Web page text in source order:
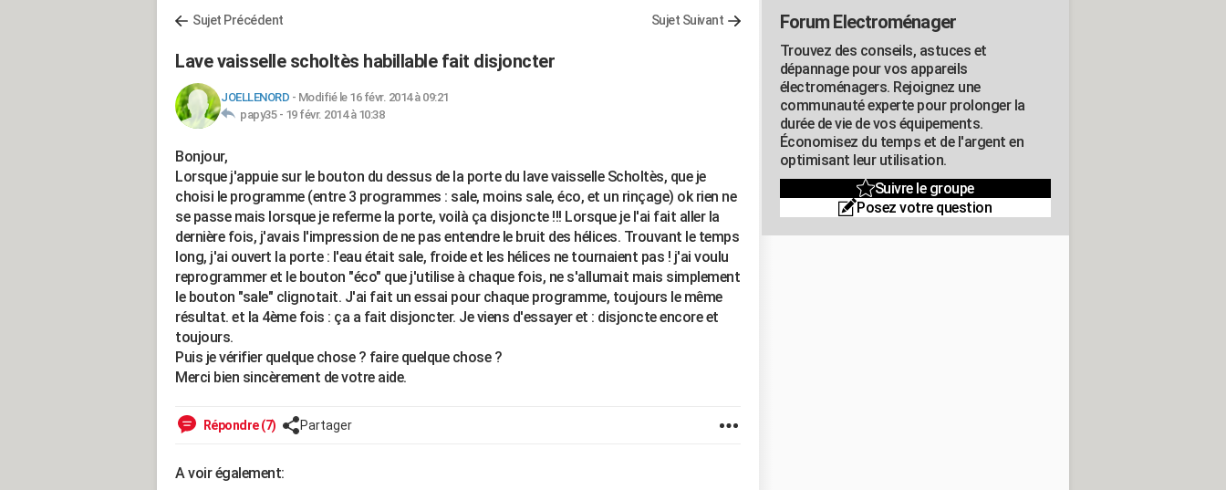
Sujet Précédent Sujet Suivant
Lave vaisselle scholtès habillable fait disjoncter
JOELLENORD - Modifié le 16 févr. 2014 à 09:21
papy35 - 19 févr. 2014 à 10:38
Bonjour,
Lorsque j'appuie sur le bouton du dessus de la porte du lave vaisselle Scholtès, que je
choisi le programme (entre 3 programmes : sale, moins sale, éco, et un rinçage) ok rien ne
se passe mais lorsque je referme la porte, voilà ça disjoncte !!! Lorsque je l'ai fait aller la
dernière fois, j'avais l'impression de ne pas entendre le bruit des hélices. Trouvant le temps
long, j'ai ouvert la porte : l'eau était sale, froide et les hélices ne tournaient pas ! j'ai voulu
reprogrammer et le bouton "éco" que j'utilise à chaque fois, ne s'allumait mais simplement
le bouton "sale" clignotait. J'ai fait un essai pour chaque programme, toujours le même
résultat. et la 4ème fois : ça a fait disjoncter. Je viens d'essayer et : disjoncte encore et
toujours.
Puis je vérifier quelque chose ? faire quelque chose ?
Merci bien sincèrement de votre aide.
Répondre (7) Partager
A voir également:
Forum Electroménager
Trouvez des conseils, astuces et
dépannage pour vos appareils
électroménagers. Rejoignez une
communauté experte pour prolonger la
durée de vie de vos équipements.
Économisez du temps et de l'argent en
optimisant leur utilisation.
Suivre le groupe
Posez votre question